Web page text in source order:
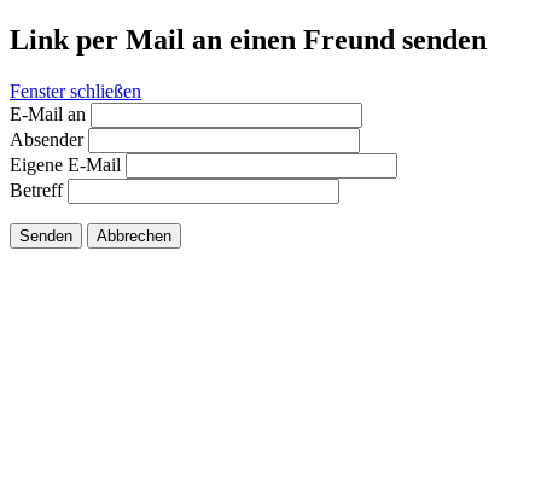
Link per Mail an einen Freund senden
Fenster schließen
E-Mail an
Absender
Eigene E-Mail
Betreff
Senden Abbrechen